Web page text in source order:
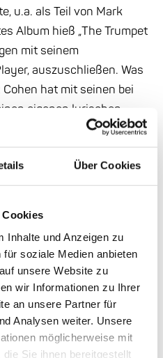
Über Cookies
Cookies
Inhalte und Anzeigen zu
soziale Medien anbieten
unsere Website zu
wir Informationen zu Ihrer
an unsere Partner für
Analysen weiter. Unsere
möglicherweise mit
Sie ihnen bereitgestellt
u.a. als Teil von Mark
Album hieß „The Trumpet
mit seinem
auszuschließen. Was
hat mit seinen bei
eigenen lyrischen,
der sich kongenial auf
einlässt und bei
und mitreißend sein
„Naked Truth“ kam auf
sich erst im Studio.
im Mittelpunkt, nicht
er „Naked Truth“ –
unendliche melodische